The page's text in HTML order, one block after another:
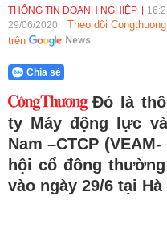
THÔNG TIN DOANH NGHIỆP
29/06/2020
Theo dõi
trên
Chia sẻ
Đó là
ty Máy động lực
Nam –CTCP
hội cổ đông
vào ngày 29/6 tại Hà